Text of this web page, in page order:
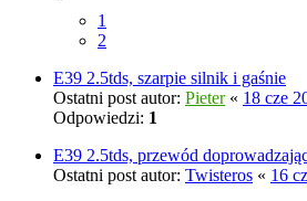
1
2
E39 2.5tds, szarpie silnik i gaśnie
Ostatni post autor: Pieter« 18 cze
Odpowiedzi: 1
E39 2.5tds, przewód
Ostatni post autor: Twisteros « 16